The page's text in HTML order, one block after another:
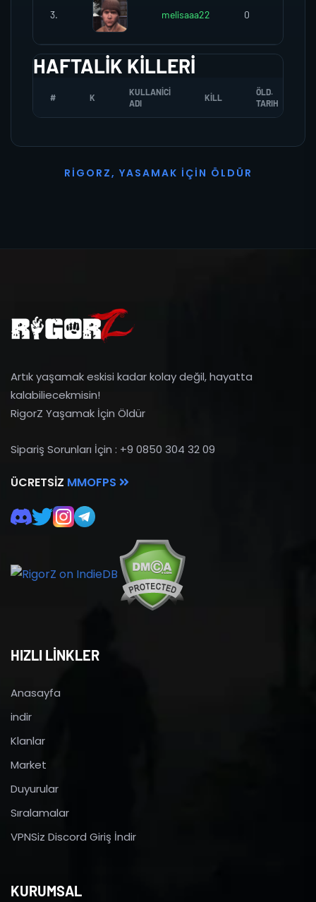
3. melisaaa22 0
HAFTALIK KILLERI
# K
KULLANICI
ADI
KILL
ÖLD.
TARIH
R I G O R Z, YASAMAK İ ÇI N Ö L D Ü R
Artık yaşamak eskisi kadar kolay değil, hayatta
kalabiliecekmisin!
RigorZ Yaşamak İçin Öldür
Sipariş Sorunları İçin : +9 0850 304 32 09
ÜCRETSIZ MMOFPS
HIZLI LİNKLER
Anasayfa
indir
Klanlar
Market
Duyurular
Sıralamalar
VPNSiz Discord Giriş İndir
KURUMSAL